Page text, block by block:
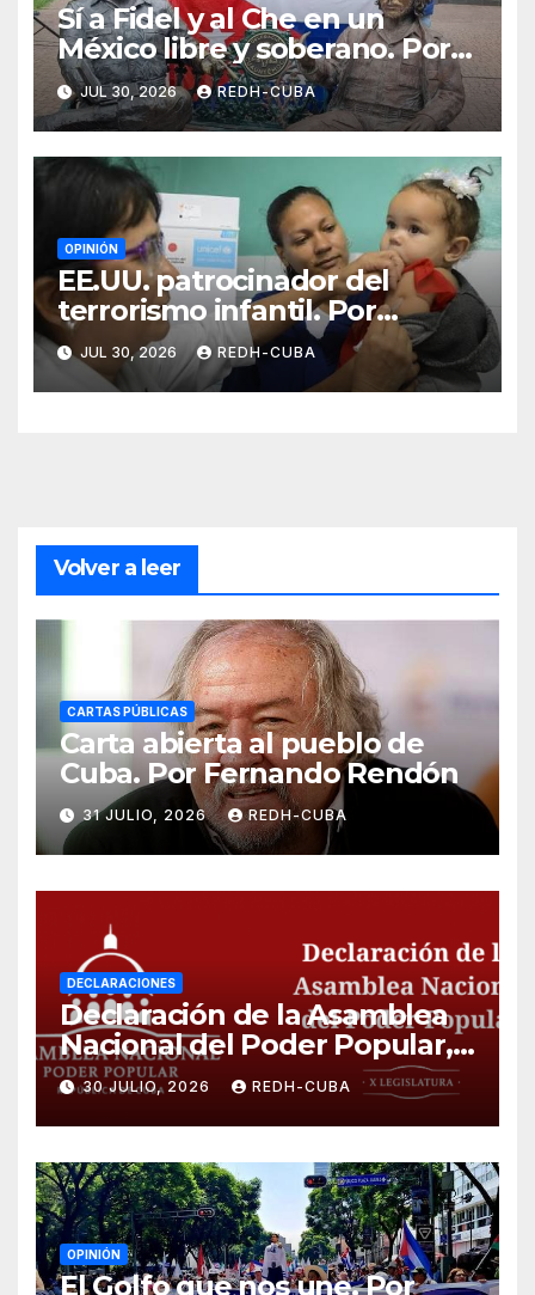
Sí a Fidel y al Che en un
México libre y soberano. Por
Luis Manuel Arce Issac
JUL 30, 2026 REDH-CUBA
OPINIÓN
EE.UU. patrocinador del
terrorismo infantil. Por
Ramón Pedregal Casanova
JUL 30, 2026 REDH-CUBA
Volver a leer
CARTAS PÚBLICAS
Carta abierta al pueblo de
Cuba. Por Fernando Rendón
31 JULIO, 2026 REDH-CUBA
DECLARACIONES
Declaración de la Asamblea
Nacional del Poder Popular,
¡Cesen el cerco energético y
el castigo colectivo al pueblo
cubano!
30 JULIO, 2026 REDH-CUBA
OPINIÓN
El Golfo que nos une. Por